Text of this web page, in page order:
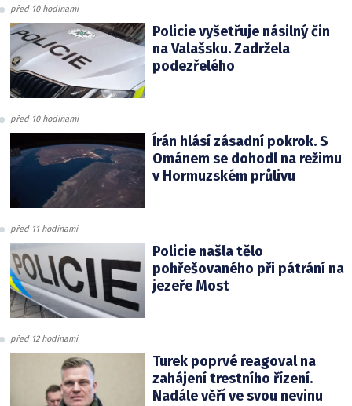
před 10 hodinami
Policie vyšetřuje násilný čin
na Valašsku. Zadržela
podezřelého
před 10 hodinami
Írán hlásí zásadní pokrok. S
Ománem se dohodl na režimu
v Hormuzském průlivu
před 11 hodinami
Policie našla tělo
pohřešovaného při pátrání na
jezeře Most
před 12 hodinami
Turek poprvé reagoval na
zahájení trestního řízení.
Nadále věří ve svou nevinu